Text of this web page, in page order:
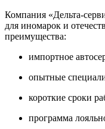
Компания «Дельта-
для иномарок и
преимущества:
импортное
опытные
короткие сроки
программа